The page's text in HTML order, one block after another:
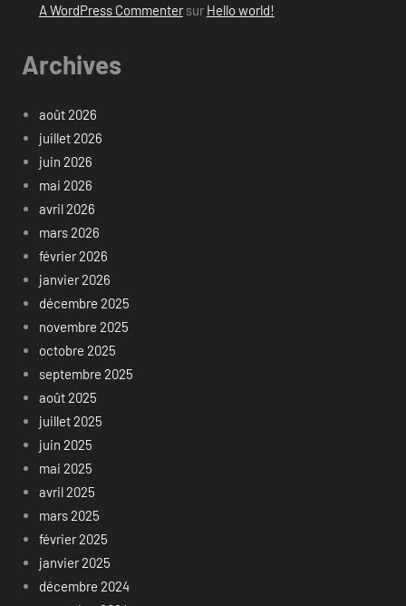
A WordPress Commentersur Hello world!
Archives
août 2026
juillet 2026
juin 2026
mai 2026
avril 2026
mars 2026
février 2026
janvier 2026
décembre 2025
novembre 2025
octobre 2025
septembre 2025
août 2025
juillet 2025
juin 2025
mai 2025
avril 2025
mars 2025
février 2025
janvier 2025
décembre 2024